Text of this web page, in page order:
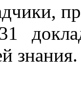
знания.